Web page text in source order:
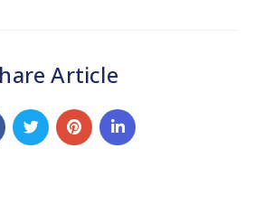
Article